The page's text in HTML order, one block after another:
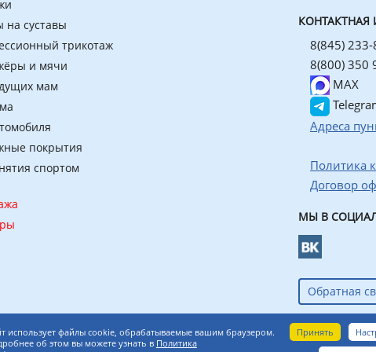
на суставы
трикотаж
и мячи
мам
покрытия
спортом
8(845)
8(800) 350
MAX
Адреса
Политика
Договор
МЫ В
Обратная
ортопедических товаров
использует файлы cookie, обрабатываемые вашим браузером.
об этом вы можете узнать в Политика
Принять